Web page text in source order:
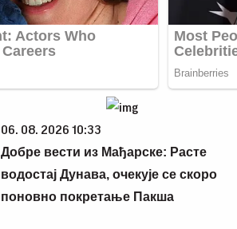
06. 08. 2026 10:33
Добре вести из Мађарске: Расте
водостај Дунава, очекује се скоро
поновно покретање Пакша